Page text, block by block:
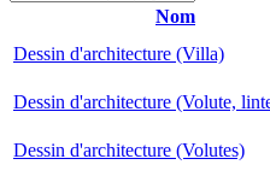
Nom
Dessin d'architecture (Villa)
Dessin d'architecture (Volute,
Dessin d'architecture (Volutes)